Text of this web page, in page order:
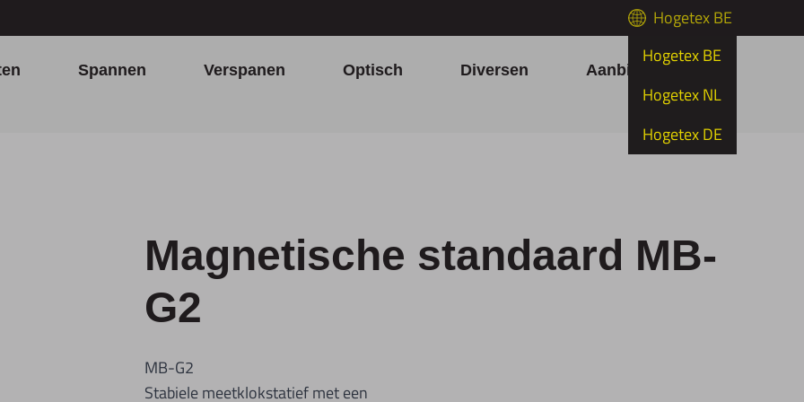
Hogetex BE
Hogetex BE
Hogetex NL
Hogetex DE
Spannen Verspanen Optisch Diversen Aanbiedingen
Magnetische standaard MB-
G2
MB-G2
Stabiele meetklokstatief met een